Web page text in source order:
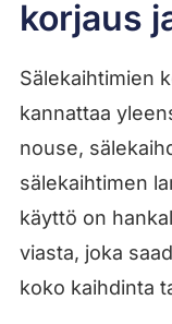
korjaus
Sälekaihtimien
kannattaa
nouse,
sälekaihtimen
käyttö on
viasta, joka
koko kaihdinta